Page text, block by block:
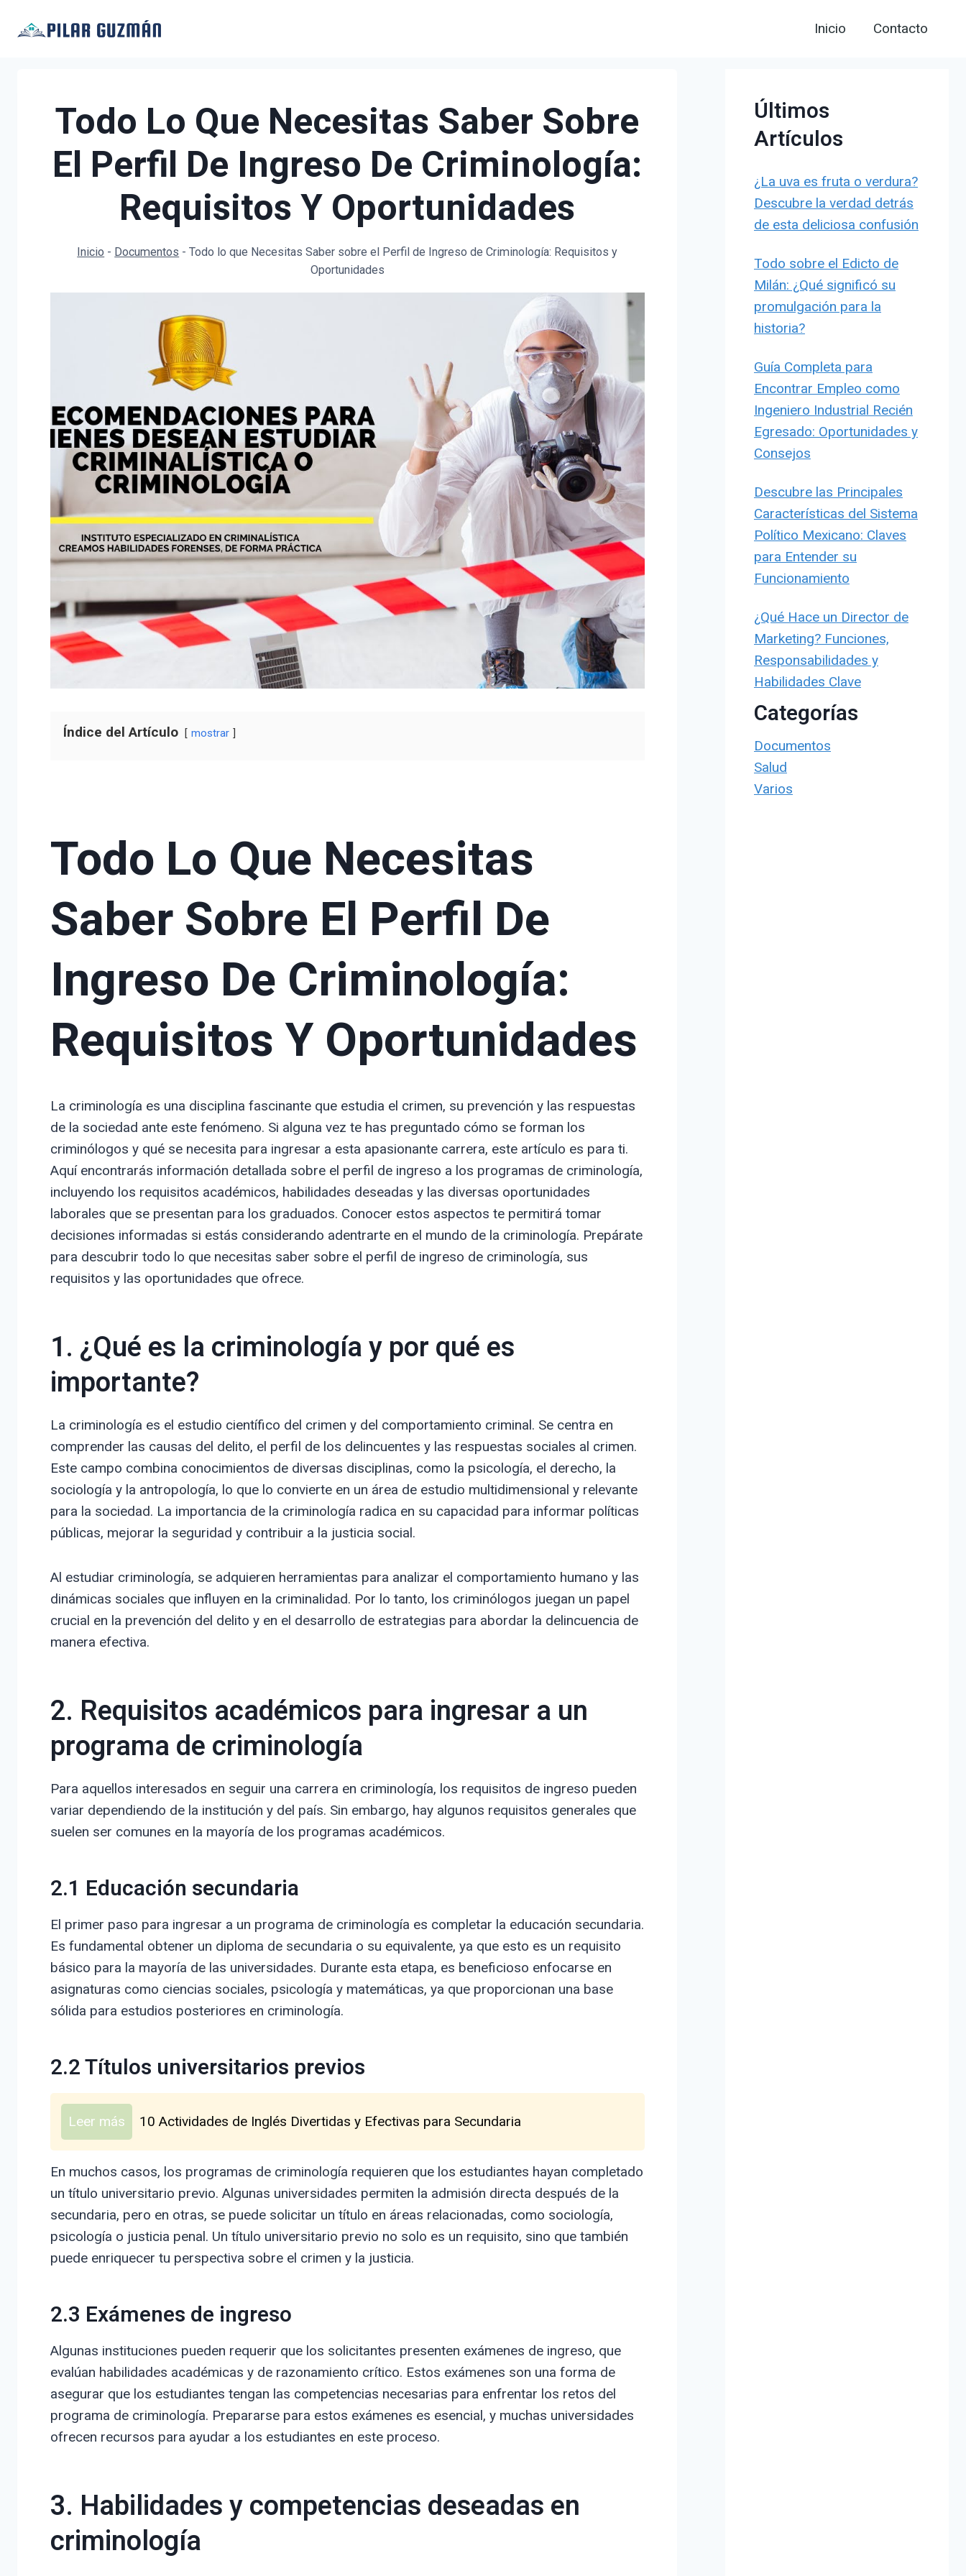
Inicio Contacto
Todo Lo Que Necesitas Saber Sobre
El Perfil De Ingreso De Criminología:
Requisitos Y Oportunidades
Inicio - Documentos -Todo lo que Necesitas Saber sobre el Perfil de Ingreso de Criminología: Requisitos y
Oportunidades
Índice del Artículo mostrar
Todo Lo Que Necesitas
Saber Sobre El Perfil De
Ingreso De Criminología:
Requisitos Y Oportunidades
La criminología es una disciplina fascinante que estudia el crimen, su prevención y las respuestas
de la sociedad ante este fenómeno. Si alguna vez te has preguntado cómo se forman los
criminólogos y qué se necesita para ingresar a esta apasionante carrera, este artículo es para ti.
Aquí encontrarás información detallada sobre el perfil de ingreso a los programas de criminología,
incluyendo los requisitos académicos, habilidades deseadas y las diversas oportunidades
laborales que se presentan para los graduados. Conocer estos aspectos te permitirá tomar
decisiones informadas si estás considerando adentrarte en el mundo de la criminología. Prepárate
para descubrir todo lo que necesitas saber sobre el perfil de ingreso de criminología, sus
requisitos y las oportunidades que ofrece.
1. ¿Qué es la criminología y por qué es
importante?
La criminología es el estudio científico del crimen y del comportamiento criminal. Se centra en
comprender las causas del delito, el perfil de los delincuentes y las respuestas sociales al crimen.
Este campo combina conocimientos de diversas disciplinas, como la psicología, el derecho, la
sociología y la antropología, lo que lo convierte en un área de estudio multidimensional y relevante
para la sociedad. La importancia de la criminología radica en su capacidad para informar políticas
públicas, mejorar la seguridad y contribuir a la justicia social.
Al estudiar criminología, se adquieren herramientas para analizar el comportamiento humano y las
dinámicas sociales que influyen en la criminalidad. Por lo tanto, los criminólogos juegan un papel
crucial en la prevención del delito y en el desarrollo de estrategias para abordar la delincuencia de
manera efectiva.
2. Requisitos académicos para ingresar a un
programa de criminología
Para aquellos interesados en seguir una carrera en criminología, los requisitos de ingreso pueden
variar dependiendo de la institución y del país. Sin embargo, hay algunos requisitos generales que
suelen ser comunes en la mayoría de los programas académicos.
2.1 Educación secundaria
El primer paso para ingresar a un programa de criminología es completar la educación secundaria.
Es fundamental obtener un diploma de secundaria o su equivalente, ya que esto es un requisito
básico para la mayoría de las universidades. Durante esta etapa, es beneficioso enfocarse en
asignaturas como ciencias sociales, psicología y matemáticas, ya que proporcionan una base
sólida para estudios posteriores en criminología.
2.2 Títulos universitarios previos
Leer más 10 Actividades de Inglés Divertidas y Efectivas para Secundaria
En muchos casos, los programas de criminología requieren que los estudiantes hayan completado
un título universitario previo. Algunas universidades permiten la admisión directa después de la
secundaria, pero en otras, se puede solicitar un título en áreas relacionadas, como sociología,
psicología o justicia penal. Un título universitario previo no solo es un requisito, sino que también
puede enriquecer tu perspectiva sobre el crimen y la justicia.
2.3 Exámenes de ingreso
Algunas instituciones pueden requerir que los solicitantes presenten exámenes de ingreso, que
evalúan habilidades académicas y de razonamiento crítico. Estos exámenes son una forma de
asegurar que los estudiantes tengan las competencias necesarias para enfrentar los retos del
programa de criminología. Prepararse para estos exámenes es esencial, y muchas universidades
ofrecen recursos para ayudar a los estudiantes en este proceso.
3. Habilidades y competencias deseadas en
criminología
Últimos
Artículos
¿La uva es fruta o verdura?
Descubre la verdad detrás
de esta deliciosa confusión
Todo sobre el Edicto de
Milán: ¿Qué significó su
promulgación para la
historia?
Guía Completa para
Encontrar Empleo como
Ingeniero Industrial Recién
Egresado: Oportunidades y
Consejos
Descubre las Principales
Características del Sistema
Político Mexicano: Claves
para Entender su
Funcionamiento
¿Qué Hace un Director de
Marketing? Funciones,
Responsabilidades y
Habilidades Clave
Categorías
Documentos
Salud
Varios